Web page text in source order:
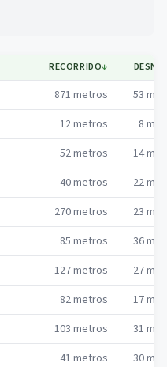
RECORRIDO↓
871 metros 53
12metros 8
52metros 14
40metros 22
270metros 23
85 metros 36
127metros 27
82metros 17
103 metros 31
41 metros 30